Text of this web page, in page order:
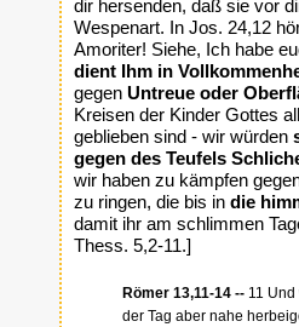
dir hersenden, daß sie vor
Wespenart. In Jos. 24,12
Amoriter! Siehe, Ich habe
dient Ihm in
gegen Untreue oder
Kreisen der Kinder Gottes
geblieben sind - wir würden
gegen des Teufels
wir haben zu kämpfen
zu ringen, die bis in die
damit ihr am schlimmen
Thess. 5,2-11.]
Römer 13,11-14 -- 11
der Tag aber nahe